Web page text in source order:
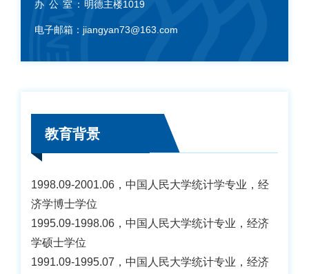
办 公 室： 明德主楼1019
电子邮箱： jiangyan73@163.com
教育背景
1998.09-2001.06，中国人民大学统计学专业，经
济学博士学位
1995.09-1998.06，中国人民大学统计专业，经济
学硕士学位
1991.09-1995.07，中国人民大学统计专业，经济